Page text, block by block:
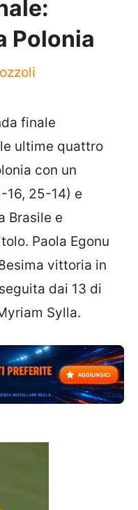
Polonia
finale
ultime quattro
con un
25-14) e
Brasile e
Paola Egonu
vittoria in
dai 13 di
Sylla.